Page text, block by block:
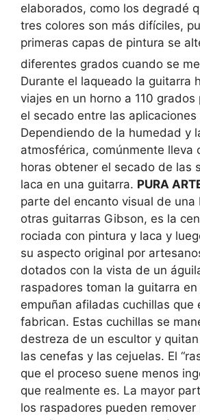
elaborados, como los degradé
tres colores son más difíciles,
primeras capas de pintura se
diferentes grados cuando se
Durante el laqueado la guitarra
viajes en un horno a 110 grados
el secado entre las
Dependiendo de la humedad y
atmosférica, comúnmente lleva
horas obtener el secado de las
laca en una guitarra. PURA
parte del encanto visual de una
otras guitarras Gibson, es la
rociada con pintura y laca y
su aspecto original por
dotados con la vista de un
raspadores toman la guitarra
empuñan afiladas cuchillas que
fabrican. Estas cuchillas se
destreza de un escultor y
las cenefas y las cejuelas. El
que el proceso suene menos
que realmente es. La mayor
los raspadores pueden